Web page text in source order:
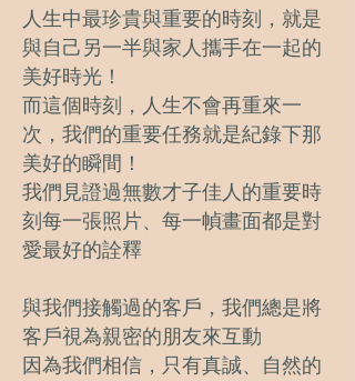
人生中最珍貴與重要的時刻，就是
與自己另一半與家人攜手在一起的
美好時光！
而這個時刻，人生不會再重來一
次，我們的重要任務就是紀錄下那
美好的瞬間！
我們見證過無數才子佳人的重要時
刻每一張照片、 每一幀畫面都是對
愛最好的詮釋
與我們接觸過的客戶，我們總是將
客戶視為親密的朋友來互動
因為我們相信，只有真誠、自然的